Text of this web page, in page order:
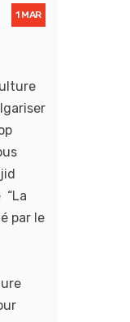
1 MAR
“La
par le